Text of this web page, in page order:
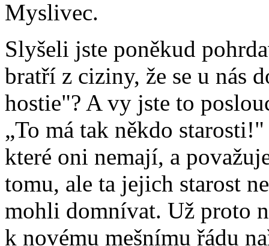
Myslivec.
Slyšeli jste poněkud
bratří z ciziny, že se u nás
hostie"? A vy jste to
„To má tak někdo
které oni nemají, a
tomu, ale ta jejich starost
mohli domnívat. Už proto
k novému mešnímu řádu